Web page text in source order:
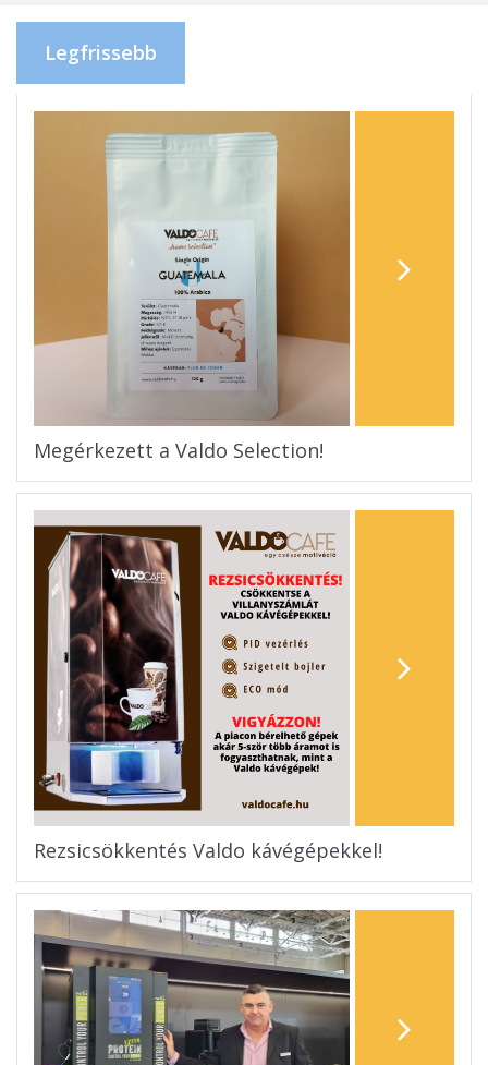
Legfrissebb
Megérkezett a Valdo Selection!
Rezsicsökkentés Valdo kávégépekkel!